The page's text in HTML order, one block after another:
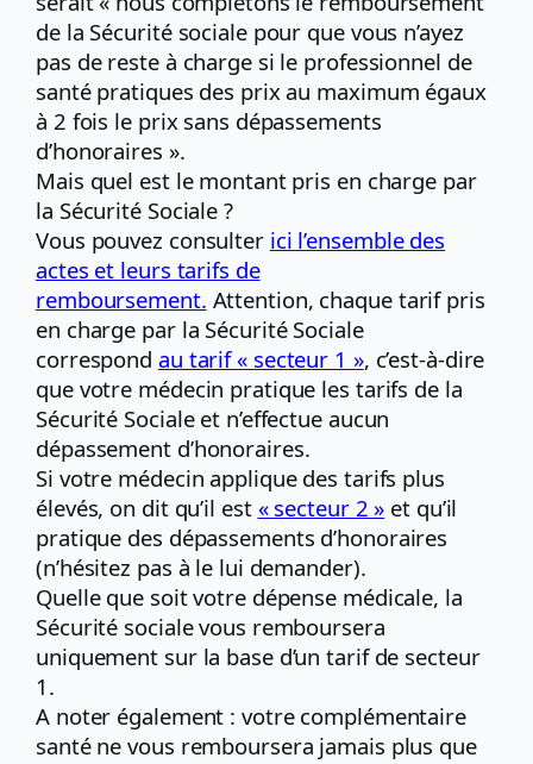
de la Sécurité sociale pour que vous n’ayez
pas de reste à charge si le professionnel de
santé pratiques des prix au maximum égaux
à 2 fois le prix sans dépassements
d’honoraires ».
Mais quel est le montant pris en charge par
la Sécurité Sociale ?
Vous pouvez consulter ici l’ensemble des
actes et leurs tarifs de
remboursement. Attention, chaque tarif pris
en charge par la Sécurité Sociale
correspond au tarif « secteur 1 », c’est-à-dire
que votre médecin pratique les tarifs de la
Sécurité Sociale et n’effectue aucun
dépassement d’honoraires.
Si votre médecin applique des tarifs plus
élevés, on dit qu’il est « secteur 2 » et qu’il
pratique des dépassements d’honoraires
(n’hésitez pas à le lui demander).
Quelle que soit votre dépense médicale, la
Sécurité sociale vous remboursera
uniquement sur la base d’un tarif de secteur
1.
A noter également : votre complémentaire
santé ne vous remboursera jamais plus que